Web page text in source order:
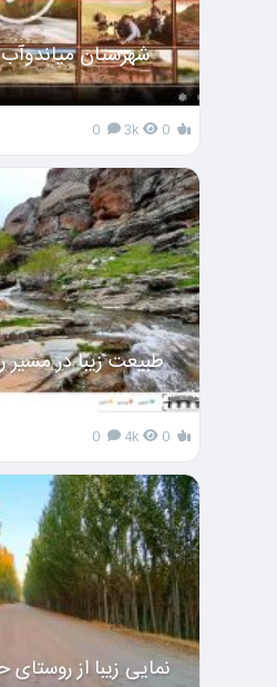
شهرستان
3k
طبیعت زیبا در
4k
نمایی زیبا از